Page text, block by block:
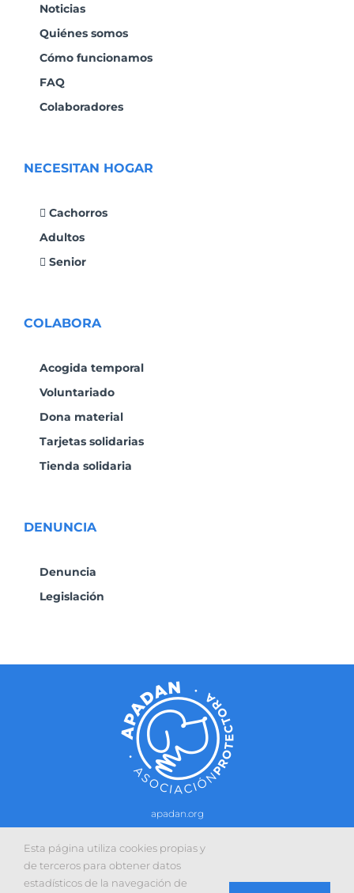
Noticias
Quiénes somos
Cómo funcionamos
FAQ
Colaboradores
NECESITAN HOGAR
Cachorros
Adultos
Senior
COLABORA
Acogida temporal
Voluntariado
Dona material
Tarjetas solidarias
Tienda solidaria
DENUNCIA
Denuncia
Legislación
apadan.org
Contacto–Política de cookies-Política de privacidad
Sitio web desarrollado con la colaboración de:
Esta página utiliza cookies propias y
de terceros para obtener datos
estadísticos de la navegación de